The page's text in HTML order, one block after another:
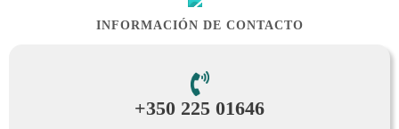
INFORMACIÓN DE CONTACTO
+350 225 01646